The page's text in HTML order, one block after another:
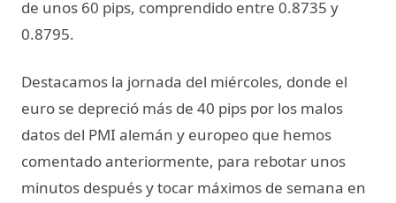
de unos 60 pips, comprendido entre 0.8735 y
0.8795.
Destacamos la jornada del miércoles, donde el
euro se depreció más de 40 pips por los malos
datos del PMI alemán y europeo que hemos
comentado anteriormente, para rebotar unos
minutos después y tocar máximos de semana en